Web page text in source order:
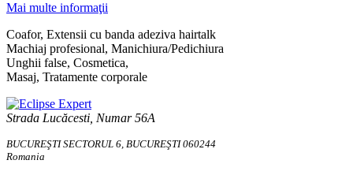
Mai multe informaţii
Coafor, Extensii cu banda adeziva hairtalk
Machiaj profesional, Manichiura/Pedichiura
Unghii false, Cosmetica,
Masaj, Tratamente corporale
Strada Lucăcesti, Numar 56A
BUCUREŞTI SECTORUL 6, BUCUREŞTI 060244
Romania